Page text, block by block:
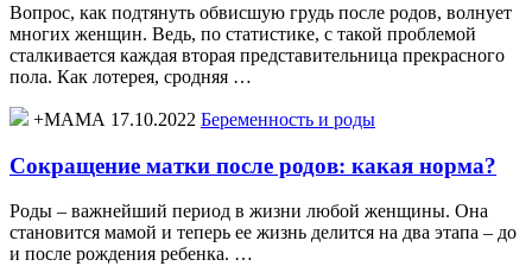
Вопрос, как подтянуть обвисшую грудь после родов, волнует
многих женщин. Ведь, по статистике, с такой проблемой
сталкивается каждая вторая представительница прекрасного
пола. Как лотерея, сродняя …
+МАМА 17.10.2022 Беременность и роды
Сокращение матки после родов: какая норма?
Роды – важнейший период в жизни любой женщины. Она
становится мамой и теперь ее жизнь делится на два этапа – до
и после рождения ребенка. …